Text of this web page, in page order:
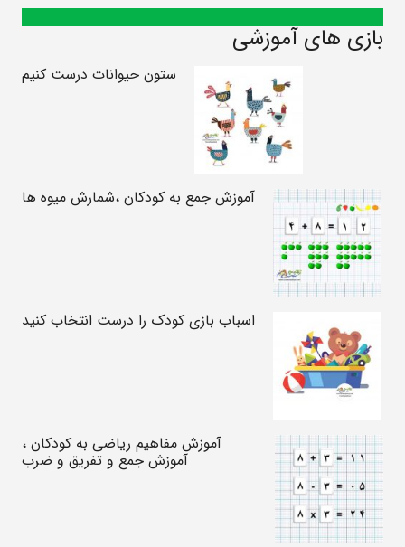
بازی های آموزشی
ستون حیوانات درست کنیم
آموزش جمع به کودکان ،شمارش میوه ها
اسباب بازی کودک را درست انتخاب کنید
آموزش مفاهیم ریاضی به کودکان ،
آموزش جمع و تفریق و ضرب